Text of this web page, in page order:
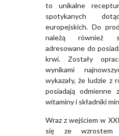
to unikalne
spotykanych
europejskich. Do
należą również
adresowane do
krwi. Zostały
wynikami
wykazały, że ludzie z
posiadają odmienne
witaminy i składniki
Wraz z wejściem w
się ze wzrostem